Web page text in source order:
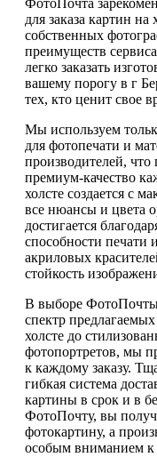
ФотоПочта
для заказа картин на
собственных
преимуществ
легко заказать
вашему порогу в г
тех, кто ценит свое
Мы используем
для фотопечати и
производителей, что
премиум-качество
холсте создается с
все нюансы и цвета
достигается
способности печати
акриловых
стойкость
В выборе
спектр
холсте до
фотопортретов, мы
к каждому заказу.
гибкая система
картины в срок и в
ФотоПочту, вы
фотокартину, а
особым вниманием